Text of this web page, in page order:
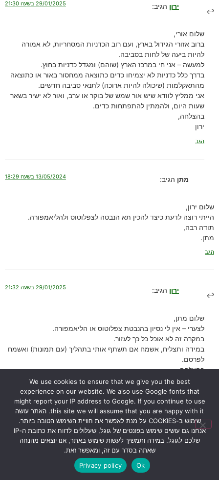
ירון הגיב: 29/01/2025 בשעה 21:30
שלום אורי,
ברוב אזורי הגידול בארץ, ועם רוב הכדניות המסחריות, לא אמורה
להיות ביעה של לחות בסביבה.
למעשה – אני חי במרכז הארץ (שוהם) ומגדל כדניות בחוץ.
בדרך כלל כדניות לא יצמיחו כדים כתוצאה ממחסור באור או כתוצאה
מהתאקלמות (שיכולה להיות ארוכה) לתנאי סביבה חדשים.
אני ממליץ לוודא שיש אור שמש של בוקר או ערב, ואור לא ישיר בשאר
שעות היום, ולהמתין להתפתחות כדים.
בהצלחה,
ירון
הגב
מתן הגיב: 13/05/2024 בשעה 18:29
שלום ירון,
הייתי רוצה לדעת כיצד להכין תא הנבטה לצפלוטוס ולהליאמפורה.
תודה רבה,
מתן.
הגב
ירון הגיב: 29/01/2025 בשעה 21:32
שלום מתן,
לצערי – אין לי נסיון בהנבטת צפלוטוס או הליאמפורה.
במקרה זה לא אוכל כל כך לעזור.
במידה ותצליח, אשמח אם תשתף אותי בתהליך (עם תמונות) ואשמח
לפרסם.
בהצלחה,
הגב
אלין הגיב: 07/03/2024 בשעה 10:22
היי.. כדנית יודעת להתמודד עם חלזון בתוך לוע כדנית? כלומר היא תעכל
גם את הקליפה של החלזון? אין סכנה שהחלזון פשוט יאכל את הלוע
We use cookies to ensure that we give you the best
experience on our website. We also use Google fonts that
might report your IP address to Google. If you continue to use
this site we will assume that you are happy with it. האתר עושה
שימוש ב-COOKIES על מנת לאפשר את חוויית השימוש הטובה ביותר.
אנחנו גם עושים שימוש בפונטים של גוגל, שעלולים לדווח את כתובת ה-IP
שלכם לגוגל. במידה ותמשיך לעשות שימוש באתר, אנו יוצאים מהנחה
שאתה בסדר עם זה, ומאפשר זאת.
Ok
Privacy policy